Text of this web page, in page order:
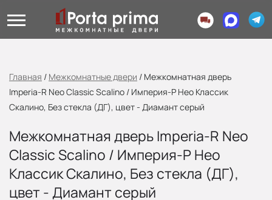
Главная / Межкомнатные двери / Межкомнатная дверь
Imperia-R Neo Classic Scalino / Империя-Р Нео Классик
Скалино, Без стекла (ДГ), цвет - Диамант серый
Межкомнатная дверь Imperia-R Neo
Classic Scalino / Империя-Р Нео
Классик Скалино, Без стекла (ДГ),
цвет - Диамант серый